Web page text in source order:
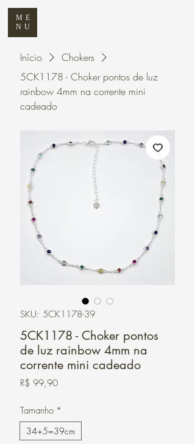
ME
NU
Início
Chokers
5CK1178 - Choker pontos de luz
rainbow 4mm na corrente mini
cadeado
SKU: 5CK1178-39
5CK1178 - Choker pontos
de luz rainbow 4mm na
corrente mini cadeado
R$ 99,90Preço
Tamanho *
34+5=39cm